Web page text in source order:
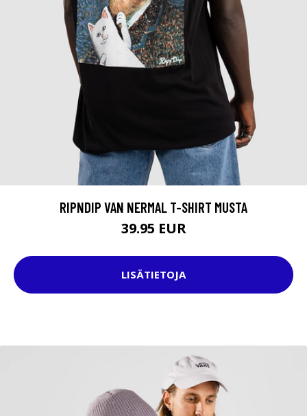
RIPNDIP VAN NERMAL T-SHIRT MUSTA
39.95 EUR
LISÄTIETOJA